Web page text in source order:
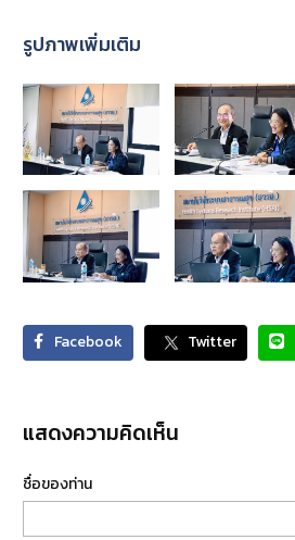
รูปภาพเพิ่มเติม
Facebook Twitter
แสดงความคิดเห็น
ชื่อของท่าน